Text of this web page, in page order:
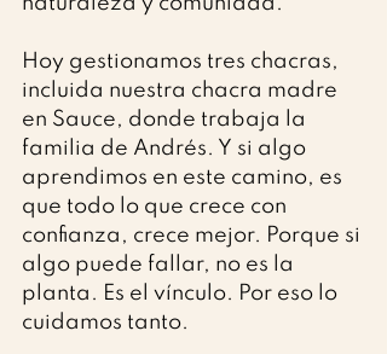
Hoy gestionamos tres chacras,
incluida nuestra chacra madre
en Sauce, donde trabaja la
familia de Andrés. Y si algo
aprendimos en este camino, es
que todo lo que crece con
confianza, crece mejor. Porque si
algo puede fallar, no es la
planta. Es el vínculo. Por eso lo
cuidamos tanto.